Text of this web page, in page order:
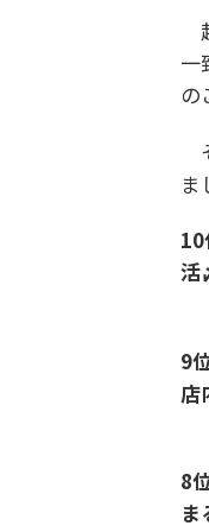
一
の
ま
活
9
店
8